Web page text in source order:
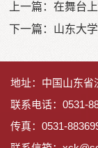
上一篇：在舞台
下一篇： 山东大
地址：中国山东省
联系电话：0531-
传真：0531-